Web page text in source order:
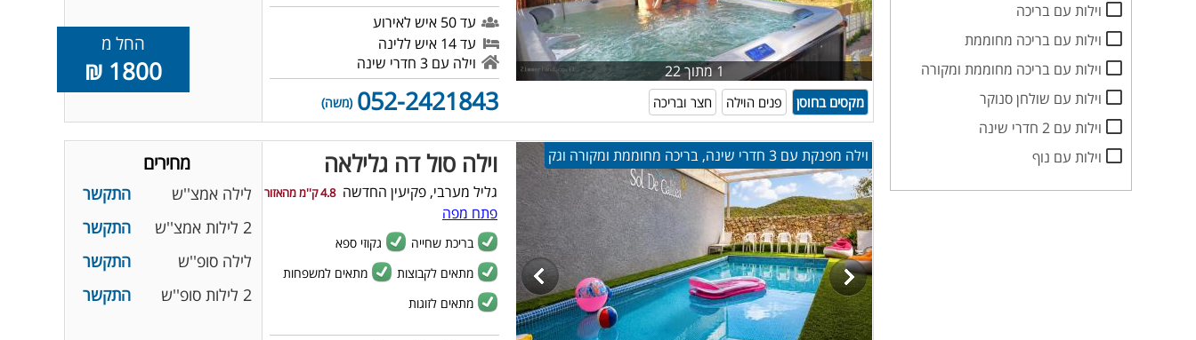
וילות עם בריכה
וילות עם בריכה מחוממת
וילות עם בריכה מחוממת ומקורה
וילות עם שולחן סנוקר
וילות עם 2 חדרי שינה
וילות עם נוף
1 מתוך 22
מקסים בחוסן פנים הוילה חצר ובריכה
עד 50 איש לאירוע
עד 14 איש ללינה
וילה עם 3 חדרי שינה
052-2421843 (משה)
החל מ
1800 ₪
וילה מפנקת עם 3 חדרי שינה, בריכה מחוממת ומקורה וגק וילה סול דה גלילאה
גליל מערבי, פקיעין החדשה 4.8 ק''מ מהאזור
פתח מפה
בריכת שחייה
גקוזי ספא
מתאים לקבוצות
מתאים למשפחות
מתאים לזוגות
מחירים
לילה אמצ''ש
התקשר
2 לילות אמצ''ש
התקשר
לילה סופ''ש
התקשר
2 לילות סופ''ש
התקשר